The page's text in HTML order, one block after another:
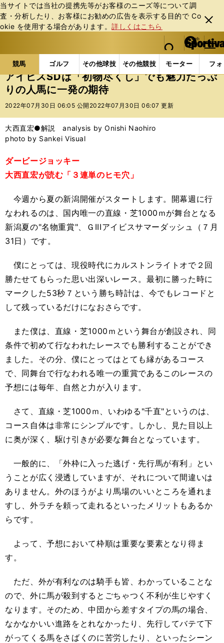
当サイトでは当社の提携先等がお客様のニーズ等について調
査・分析したり、お客様にお勧めの広告を表⽰する⽬的で Co
okie を使⽤する場合があります。詳しくはこちら
閉じ
る
web Sportiva (webスポルティーバ)
検索
マイペ
ー
ジ
メニュ
競馬 ゴルフ その他球技 その他競技 モーター フ
b
ス
ポ
ル
バ
競馬の記事一覧 競馬 アイビスSDは「初物尽くし
アイビスSDは「初物尽くし」でも魅力たっぷ
りの人馬に一発の期待
2022年07月30日 06:05 公開 2022年07月30日 06:07 更新
大西直宏●解説 analysis by Onishi Naohiro
photo by Sankei Visual
ダービージョッキー
大西直宏が読む「３連単のヒモ穴」
今週から夏の新潟開催がスタートします。開幕週に行
なわれるのは、国内唯一の直線・芝1000ｍが舞台となる
新潟夏の"名物重賞"、ＧIIIアイビスサマーダッシュ（７月
31日）です。
僕にとっては、現役時代にカルストンライトオで２回
勝たせてもらった思い出深いレース。最初に勝った時に
マークした53秒７という勝ち時計は、今でもレコードと
して残っているだけになおさらです。
また僕は、直線・芝1000ｍという舞台が創設され、同
条件で初めて行なわれたレースでも勝利することができ
ました。その分、僕にとってはとても縁があるコース
で、同舞台で行なわれる唯一の重賞であるこのレースの
予想には毎年、自然と力が入ります。
さて、直線・芝1000ｍ、いわゆる"千直"というのは、
コース自体は非常にシンプルです。しかし、見た目以上
に奥が深く、駆け引きが必要な舞台となっています。
一般的に、「外枠に入った逃げ・先行馬が有利」とい
うことが広く浸透していますが、それについて間違いは
ありません。外のほうがより馬場のいいところを通れま
すし、外ラチを頼って走れるといったメリットもあるか
らです。
よって、予想において枠順は重要な要素となり得ま
す。
ただ、外が有利なのは騎手も皆、わかっていることな
ので、外に馬が殺到するとごちゃつく不利が生じやすく
なります。そのため、中団から差すタイプの馬の場合、
なかなかいい進路をとれなかったり、先行してバテて下
がってくる馬をさばくのに苦労したり、といったシーン